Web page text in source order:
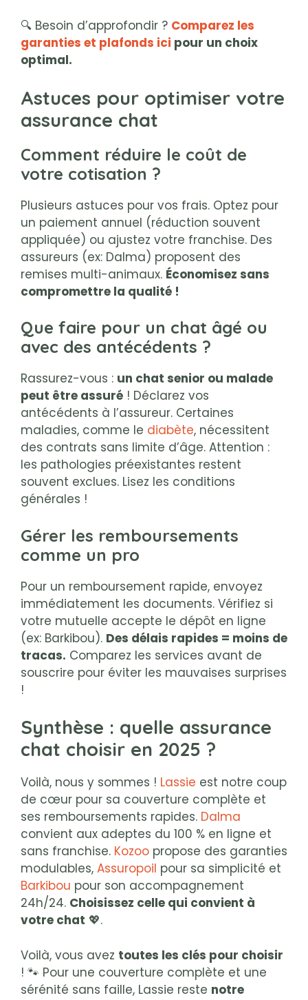
🔍 Besoin d’approfondir ? Comparez les
garanties et plafonds ici pour un choix
optimal.
Astuces pour optimiser votre
assurance chat
Comment réduire le coût de
votre cotisation ?
Plusieurs astuces pour vos frais. Optez pour
un paiement annuel (réduction souvent
appliquée) ou ajustez votre franchise. Des
assureurs (ex: Dalma) proposent des
remises multi-animaux. Économisez sans
compromettre la qualité !
Que faire pour un chat âgé ou
avec des antécédents ?
Rassurez-vous : un chat senior ou malade
peut être assuré ! Déclarez vos
antécédents à l’assureur. Certaines
maladies, comme le diabète, nécessitent
des contrats sans limite d’âge. Attention :
les pathologies préexistantes restent
souvent exclues. Lisez les conditions
générales !
Gérer les remboursements
comme un pro
Pour un remboursement rapide, envoyez
immédiatement les documents. Vérifiez si
votre mutuelle accepte le dépôt en ligne
(ex: Barkibou). Des délais rapides = moins de
tracas. Comparez les services avant de
souscrire pour éviter les mauvaises surprises
!
Synthèse : quelle assurance
chat choisir en 2025 ?
Voilà, nous y sommes ! Lassie est notre coup
de cœur pour sa couverture complète et
ses remboursements rapides. Dalma
convient aux adeptes du 100 % en ligne et
sans franchise. Kozoo propose des garanties
modulables, Assuropoil pour sa simplicité et
Barkibou pour son accompagnement
24h/24. Choisissez celle qui convient à
votre chat 💖.
Voilà, vous avez toutes les clés pour choisir
! 🐾 Pour une couverture complète et une
sérénité sans faille, Lassie reste notre